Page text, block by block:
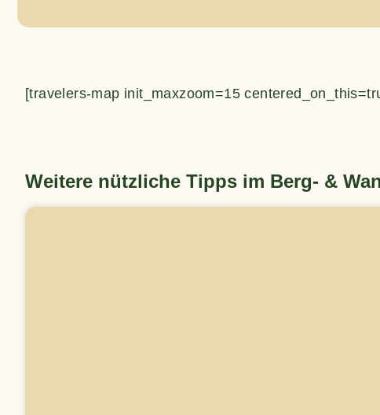
[travelers-map init_maxzoom=15
Weitere nützliche Tipps im Berg- &